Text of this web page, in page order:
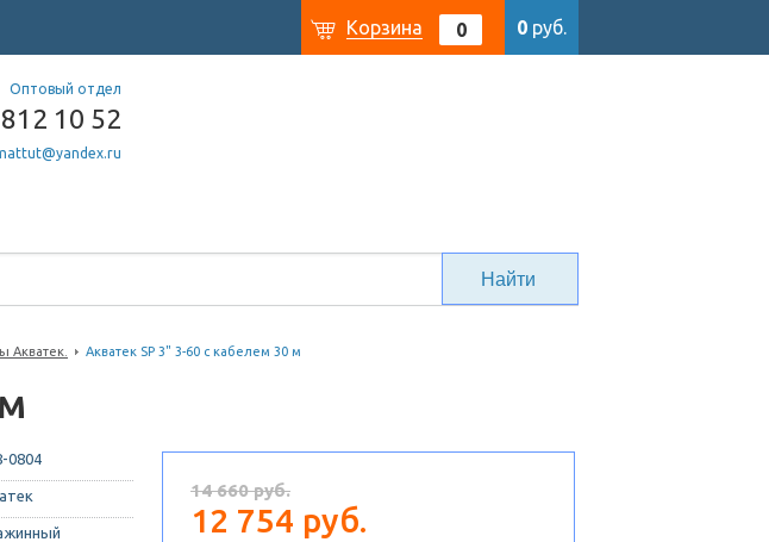
Корзина 0 0 руб.
Оптовый отдел
10 52
Акватек. Акватек SP 3" 3-60 с кабелем 30 м
0804
14 660 руб.
12 754 руб.